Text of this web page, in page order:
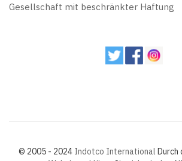
Gesellschaft mit beschränkter Haftung
© 2005 - 2024 Indotco International Durch